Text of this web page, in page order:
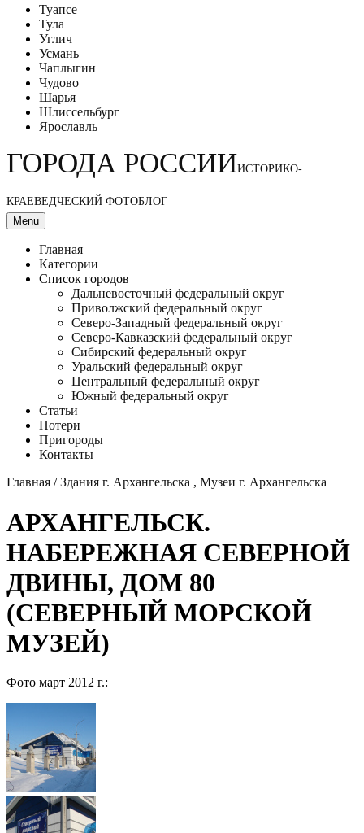
Туапсе
Тула
Углич
Усмань
Чаплыгин
Чудово
Шарья
Шлиссельбург
Ярославль
ГОРОДА РОССИИИСТОРИКО-
КРАЕВЕДЧЕСКИЙ ФОТОБЛОГ
Menu
Главная
Категории
Список городов
Дальневосточный федеральный округ
Приволжский федеральный округ
Северо-Западный федеральный округ
Северо-Кавказский федеральный округ
Сибирский федеральный округ
Уральский федеральный округ
Центральный федеральный округ
Южный федеральный округ
Статьи
Потери
Пригороды
Контакты
Главная /Здания г. Архангельска , Музеи г. Архангельска
АРХАНГЕЛЬСК.
НАБЕРЕЖНАЯ СЕВЕРНОЙ
ДВИНЫ, ДОМ 80
(СЕВЕРНЫЙ МОРСКОЙ
МУЗЕЙ)
Фото март 2012 г.: